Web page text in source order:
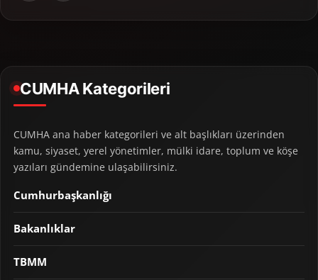
CUMHA Kategorileri
CUMHA ana haber kategorileri ve alt başlıkları üzerinden
kamu, siyaset, yerel yönetimler, mülki idare, toplum ve köşe
yazıları gündemine ulaşabilirsiniz.
Cumhurbaşkanlığı
Bakanlıklar
TBMM